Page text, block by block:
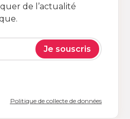
de l’actualité
Je souscris
Politique de collecte de données